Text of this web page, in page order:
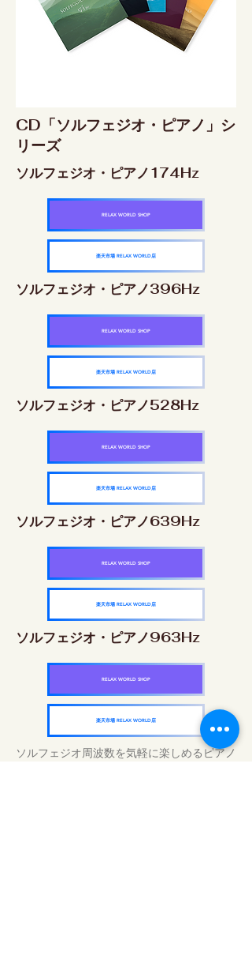
CD「ソルフェジオ・ピアノ」シ
リーズ
ソルフェジオ・ピアノ174Hz
RELAX WORLD SHOP
楽天市場 RELAX WORLD店
ソルフェジオ・ピアノ396Hz
RELAX WORLD SHOP
楽天市場 RELAX WORLD店
ソルフェジオ・ピアノ528Hz
RELAX WORLD SHOP
楽天市場 RELAX WORLD店
ソルフェジオ・ピアノ639Hz
RELAX WORLD SHOP
楽天市場 RELAX WORLD店
ソルフェジオ・ピアノ963Hz
RELAX WORLD SHOP
楽天市場 RELAX WORLD店
ソルフェジオ周波数を気軽に楽しめるピアノ